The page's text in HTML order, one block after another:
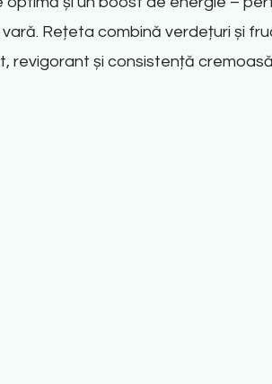
Rețeta combină verdețuri și
revigorant și consistență